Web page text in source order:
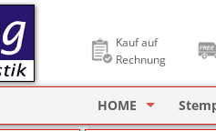
Kauf auf
Rechnung
HOME